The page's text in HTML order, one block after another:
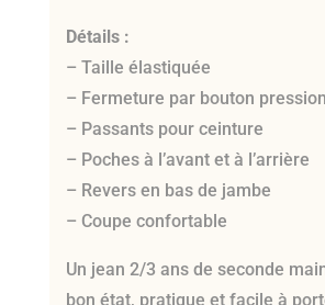
Détails :
– Taille élastiquée
– Fermeture par bouton pression
– Passants pour ceinture
– Poches à l’avant et à l’arrière
– Revers en bas de jambe
– Coupe confortable
Un jean 2/3 ans de seconde
bon état, pratique et facile à